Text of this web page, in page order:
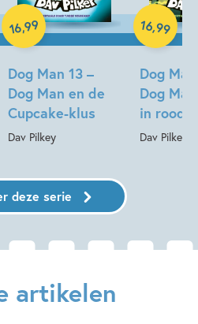
Dog Man 13 –
Dog Man en de
Cupcake-klus
Dav Pilkey
16,99
Hardcover
Dog
Dog
in rood
Dav Pilkey
16,99
Hardcover
deze serie
artikelen